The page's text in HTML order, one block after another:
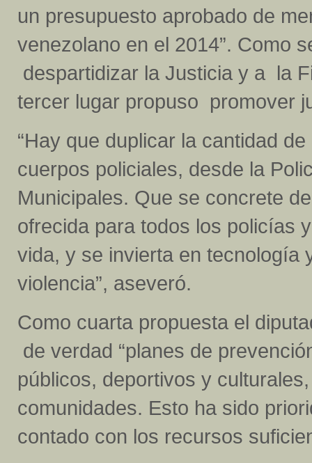
un presupuesto aprobado de
venezolano en el 2014”. Como
despartidizar la Justicia y a la
tercer lugar propuso promover
“Hay que duplicar la cantidad
cuerpos policiales, desde la
Municipales. Que se concrete
ofrecida para todos los policías
vida, y se invierta en tecnología
violencia”, aseveró.
Como cuarta propuesta el
de verdad “planes de
públicos, deportivos y
comunidades. Esto ha sido
contado con los recursos